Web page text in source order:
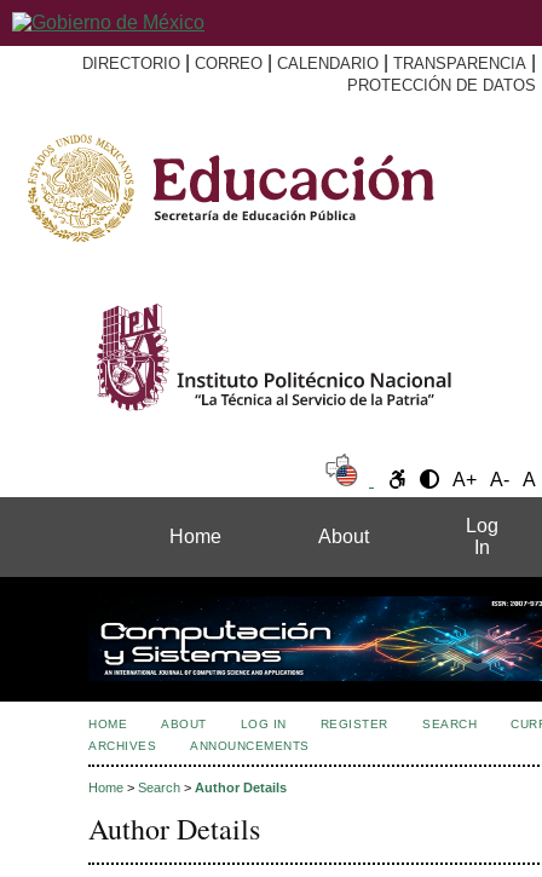
DIRECTORIO CORREO CALENDARIO TRANSPARENCIA
PROTECCIÓN DE DATOS
A+ A- A
Home About
Log
In
HOME ABOUT LOG IN REGISTER SEARCH
ARCHIVES
ANNOUNCEMENTS
Home > Search > Author Details
Author Details